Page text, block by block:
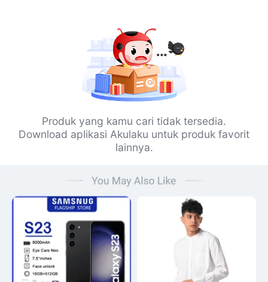
Produk yang kamu cari tidak tersedia.
Download aplikasi Akulaku untuk produk favorit
lainnya.